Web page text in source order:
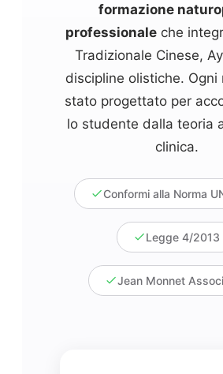
formazione
professionaleche
Tradizionale Cinese,
discipline olistiche. Ogni
stato progettato per
lo studente dalla teoria
clinica.
Conformi alla Norma
Legge 4/2013
Jean Monnet